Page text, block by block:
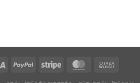
Visa PayPal Stripe MasterCard